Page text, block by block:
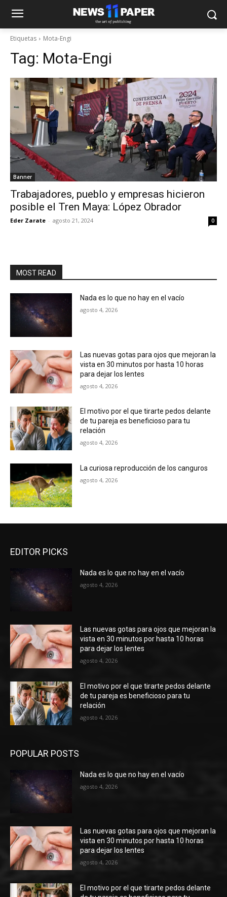
Etiquetas Mota-Engi
Tag: Mota-Engi
Banner
Trabajadores, pueblo y empresas hicieron
posible el Tren Maya: López Obrador
Eder Zarate - agosto 21, 2024 0
MOST READ
Nada es lo que no hay en el vacío
agosto 4, 2026
Las nuevas gotas para ojos que mejoran la
vista en 30 minutos por hasta 10 horas
para dejar los lentes
agosto 4, 2026
El motivo por el que tirarte pedos delante
de tu pareja es beneficioso para tu
relación
agosto 4, 2026
La curiosa reproducción de los canguros
agosto 4, 2026
EDITOR PICKS
Nada es lo que no hay en el vacío
agosto 4, 2026
Las nuevas gotas para ojos que mejoran la
vista en 30 minutos por hasta 10 horas
para dejar los lentes
agosto 4, 2026
El motivo por el que tirarte pedos delante
de tu pareja es beneficioso para tu
relación
agosto 4, 2026
POPULAR POSTS
Nada es lo que no hay en el vacío
agosto 4, 2026
Las nuevas gotas para ojos que mejoran la
vista en 30 minutos por hasta 10 horas
para dejar los lentes
agosto 4, 2026
El motivo por el que tirarte pedos delante